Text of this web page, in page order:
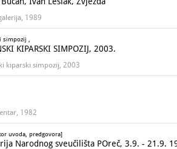
1989
simpozij ,
KIPARSKI SIMPOZIJ, 2003.
kiparski simpozij, 2003
1982
uvoda, predgovora]
Narodnog sveučilišta POreč, 3.9. - 21.9.